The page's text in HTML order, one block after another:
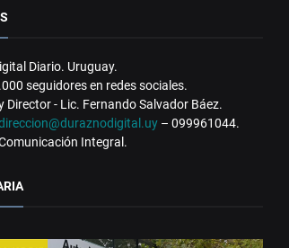
Diario. Uruguay.
seguidores en redes sociales.
Director - Lic. Fernando Salvador Báez.
– 099961044.
Integral.